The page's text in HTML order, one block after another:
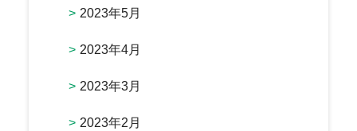
2023年5月
2023年4月
2023年3月
2023年2月